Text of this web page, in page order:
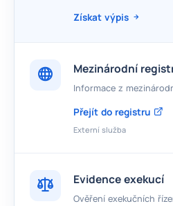
Získat výpis
Mezinárodní
Informace z
Přejít do registru
Externí služba
Evidence exekucí
Ověření exekučních